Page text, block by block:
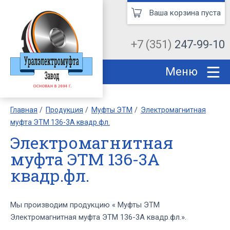
+7 (351) 247-99-10
Ваша корзина пуста
Меню
Главная Продукция Муфты ЭТМ
Электромагнитная
муфта ЭТМ 136-3А квадр.фл.
Электромагнитная
муфта ЭТМ 136-3А
квадр.фл.
Мы производим продукцию « Муфты ЭТМ
Электромагнитная муфта ЭТМ 136-3А квадр.фл.».